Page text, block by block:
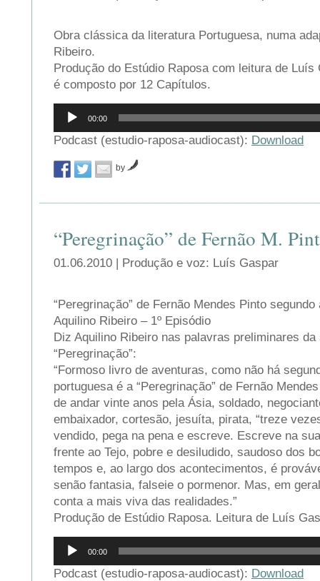
Obra clássica da literatura Portuguesa, numa
Ribeiro.
Produção do Estúdio Raposa com leitura de Luís
é composto por 12 Capítulos.
Reprodutor
áudio
00:00
Podcast (estudio-raposa-audiocast): Download
by
“Peregrinação” de Fernão M.
01.06.2010 | Produção e voz: Luís Gaspar
“Peregrinação” de Fernão Mendes Pinto
Aquilino Ribeiro – 1º Episódio
Diz Aquilino Ribeiro nas palavras preliminares da
“Peregrinação”:
“Formoso livro de aventuras, como não há
portuguesa é a “Peregrinação” de Fernão
de andar vinte anos pela Ásia, soldado,
embaixador, cortesão, jesuíta, pirata, “treze
vendido, pega na pena e escreve. Escreve na
frente ao Tejo, pobre e desiludido, saudoso dos
tempos e, ao largo dos acontecimentos, é
senão fantasia, falseie o pormenor. Mas, em
conta a mais viva das realidades.”
Produção de Estúdio Raposa. Leitura de Luís
Reprodutor
áudio
00:00
Podcast (estudio-raposa-audiocast): Download